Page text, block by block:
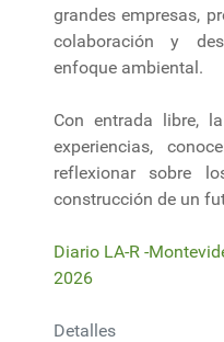
grandes empresas,
colaboración y
enfoque ambiental.
Con entrada libre,
experiencias,
reflexionar sobre
construcción de un
Diario LA-R -
2026
Detalles